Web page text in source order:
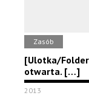
Zasób
[Ulotka/
otwarta. […]
2013